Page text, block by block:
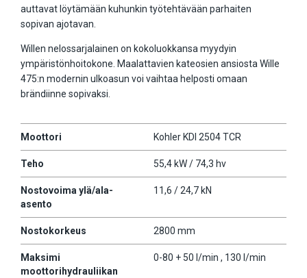
auttavat löytämään kuhunkin työtehtävään parhaiten
sopivan ajotavan.
Willen nelossarjalainen on kokoluokkansa myydyin
ympäristönhoitokone. Maalattavien kateosien ansiosta Wille
475:n modernin ulkoasun voi vaihtaa helposti omaan
brändiinne sopivaksi.
Moottori Kohler KDI 2504 TCR
Teho 55,4 kW / 74,3 hv
Nostovoima ylä/ala-
asento
11,6 / 24,7 kN
Nostokorkeus 2800 mm
Maksimi
moottorihydrauliikan
0-80 + 50 l/min , 130 l/min